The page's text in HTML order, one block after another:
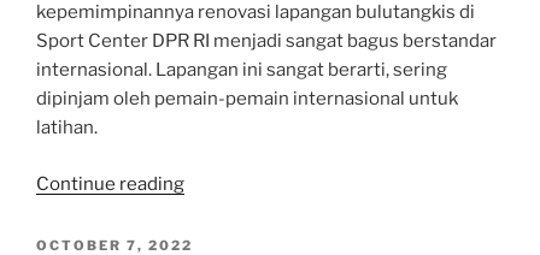
kepemimpinannya renovasi lapangan bulutangkis di
Sport Center DPR RI menjadi sangat bagus berstandar
internasional. Lapangan ini sangat berarti, sering
dipinjam oleh pemain-pemain internasional untuk
latihan.
Continue reading“Komunitas
Berterimakasih
POSTED
OCTOBER 7, 2022